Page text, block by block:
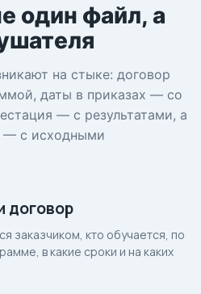
один файл, а
на стыке: договор
даты в приказах — со
— с результатами, а
с исходными
договор
заказчиком, кто обучается, по
в какие сроки и на каких